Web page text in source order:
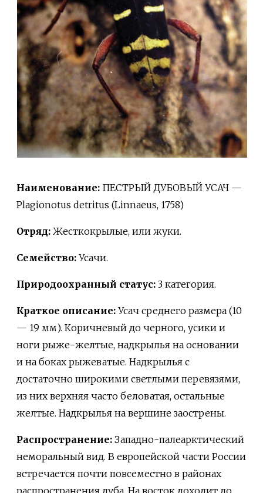
Наименование: ПЕСТРЫЙ ДУБОВЫЙ УСАЧ —
Plagionotus detritus (Linnaeus, 1758)
Отряд: Жесткокрылые, или жуки.
Семейство: Усачи.
Природоохранный статус: 3 категория.
Краткое описание: Усач среднего размера (10
— 19 мм). Коричневый до черного, усики и
ноги рыже-желтые, надкрылья на основании
и на боках рыжеватые. Надкрылья с
достаточно широкими светлыми перевязями,
из них верхняя часто беловатая, остальные
желтые. Надкрылья на вершине заострены.
Распространение: Западно-палеарктический
неморальный вид. В европейской части России
встречается почти повсеместно в районах